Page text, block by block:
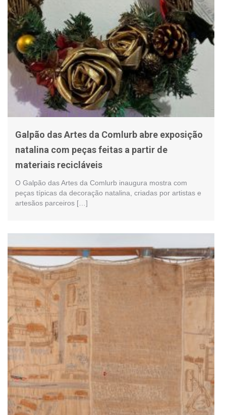
Galpão das Artes da Comlurb abre exposição
natalina com peças feitas a partir de
materiais recicláveis
O Galpão das Artes da Comlurb inaugura mostra com
peças típicas da decoração natalina, criadas por artistas e
artesãos parceiros […]